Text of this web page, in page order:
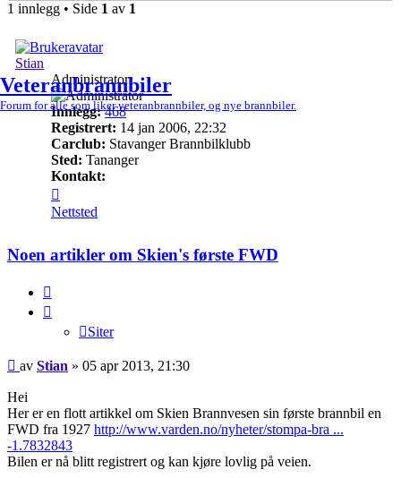
Veteranbrannbiler
Forum for alle som liker veteranbrannbiler, og nye brannbiler.
1 innlegg • Side 1 av 1
Stian
Administrator
Innlegg: 468
Registrert: 14 jan 2006, 22:32
Carclub: Stavanger Brannbilklubb
Sted: Tananger
Kontakt:
Stian
Nettsted
Noen artikler om Skien's første FWD
Siter
Legg
av Stian » 05 apr 2013, 21:30
Hei
Her er en flott artikkel om Skien Brannvesen sin første brannbil en
FWD fra 1927 http://www.varden.no/nyheter/stompa-bra ...
-1.7832843
Bilen er nå blitt registrert og kan kjøre lovlig på veien.